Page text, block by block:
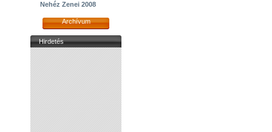
Nehéz Zenei 2008
Archívum
Hirdetés